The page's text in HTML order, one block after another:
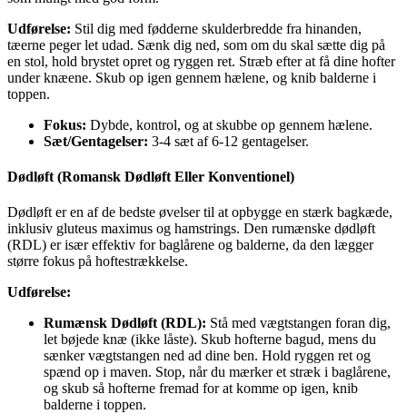
Udførelse: Stil dig med fødderne skulderbredde fra hinanden,
tæerne peger let udad. Sænk dig ned, som om du skal sætte dig på
en stol, hold brystet opret og ryggen ret. Stræb efter at få dine hofter
under knæene. Skub op igen gennem hælene, og knib balderne i
toppen.
Fokus: Dybde, kontrol, og at skubbe op gennem hælene.
Sæt/Gentagelser: 3-4 sæt af 6-12 gentagelser.
Dødløft (Romansk Dødløft Eller Konventionel)
Dødløft er en af de bedste øvelser til at opbygge en stærk bagkæde,
inklusiv gluteus maximus og hamstrings. Den rumænske dødløft
(RDL) er især effektiv for baglårene og balderne, da den lægger
større fokus på hoftestrækkelse.
Udførelse:
Rumænsk Dødløft (RDL): Stå med vægtstangen foran dig,
let bøjede knæ (ikke låste). Skub hofterne bagud, mens du
sænker vægtstangen ned ad dine ben. Hold ryggen ret og
spænd op i maven. Stop, når du mærker et stræk i baglårene,
og skub så hofterne fremad for at komme op igen, knib
balderne i toppen.